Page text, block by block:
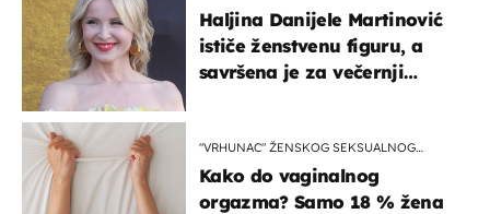
Haljina Danijele Martinović
ističe ženstvenu figuru, a
savršena je za večernji
"VRHUNAC" ŽENSKOG SEKSUALNOG
Kako do vaginalnog
orgazma? Samo 18 % žena